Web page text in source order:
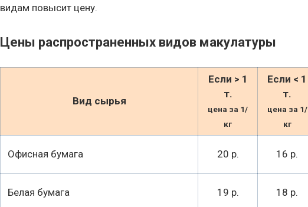
видам повысит цену.
Цены распространенных видов макулатуры
Вид сырья
Если > 1
т.
цена за 1/
кг
Если < 1
т.
цена за 1/
кг
Офисная бумага 20 р. 16 р.
Белая бумага 19 р. 18 р.